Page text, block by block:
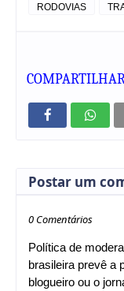
RODOVIAS
Postar um
0 Comentários
Política de
brasileira prevê a
blogueiro ou o